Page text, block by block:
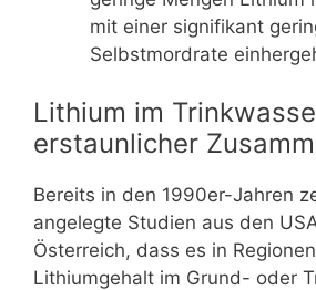
mit einer signifikant
Selbstmordrate
Lithium im
erstaunlicher
Bereits in den 1990er-Jahren
angelegte Studien aus den
Österreich, dass es in
Lithiumgehalt im Grund- oder